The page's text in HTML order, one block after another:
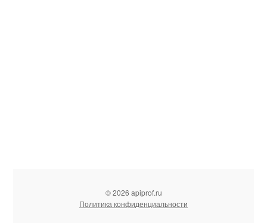
© 2026 apiprof.ru
Политика конфиденциальности